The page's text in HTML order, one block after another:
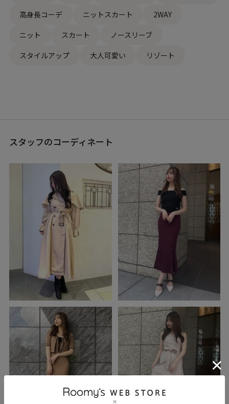
高身長コーデ
ニットスカート
2WAY
ニット
スカート
ノースリーブ
スタイルアップ
大人可愛い リゾート
スタッフのコーディネート